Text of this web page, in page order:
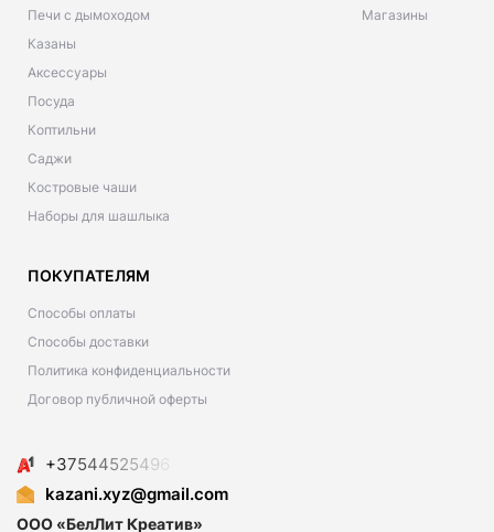
Печи с дымоходом
Казаны
Аксессуары
Посуда
Коптильни
Саджи
Костровые чаши
Наборы для шашлыка
Магазины
ПОКУПАТЕЛЯМ
Способы оплаты
Способы доставки
Политика конфиденциальности
Договор публичной оферты
+3754452549
kazani.xyz@gmail.com
ООО «БелЛит Креатив»